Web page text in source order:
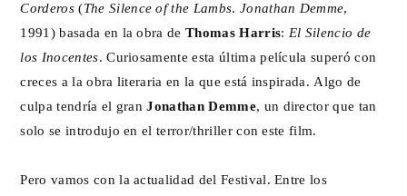
Corderos(The Silence of the Lambs. Jonathan Demme,
1991) basada en la obra deThomas Harris: El Silencio de
los Inocentes. Curiosamente esta última película superó con
creces a la obra literaria en la que está inspirada. Algo de
culpa tendría el granJonathan Demme, un director que tan
solo se introdujo en el terror/thriller con este film.
Pero vamos con la actualidad del Festival. Entre los